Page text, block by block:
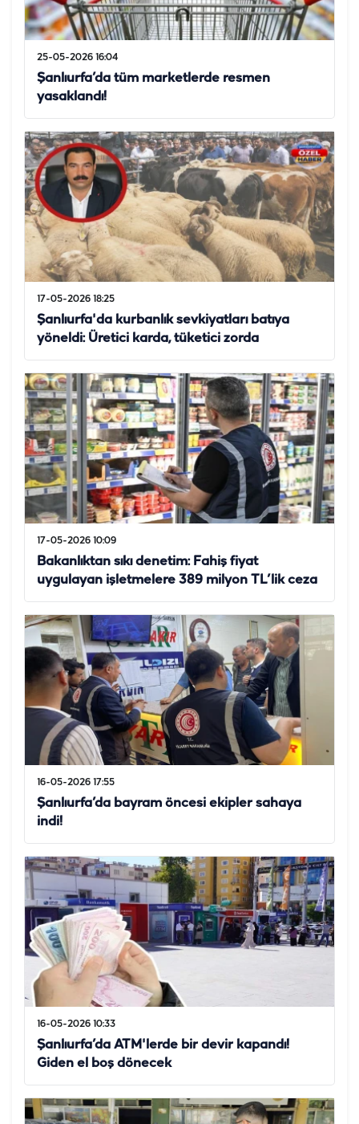
25-05-2026 16:04
Şanlıurfa’da tüm marketlerde resmen
yasaklandı!
17-05-2026 18:25
Şanlıurfa'da kurbanlık sevkiyatları batıya
yöneldi: Üretici karda, tüketici zorda
17-05-2026 10:09
Bakanlıktan sıkı denetim: Fahiş fiyat
uygulayan işletmelere 389 milyon TL’lik ceza
16-05-2026 17:55
Şanlıurfa’da bayram öncesi ekipler sahaya
indi!
16-05-2026 10:33
Şanlıurfa’da ATM'lerde bir devir kapandı!
Giden el boş dönecek